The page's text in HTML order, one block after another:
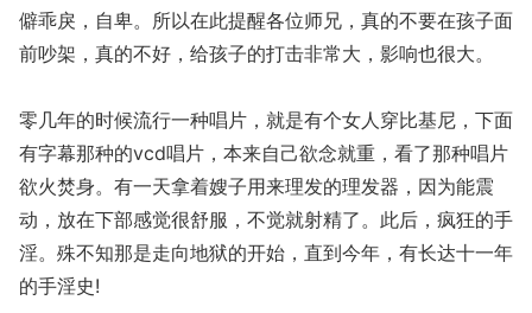
僻乖戾，自卑。所以在此提醒各位师兄，真的不要在孩子面
前吵架，真的不好，给孩子的打击非常大，影响也很大。
零几年的时候流行一种唱片，就是有个女人穿比基尼，下面
有字幕那种的vcd唱片，本来自己欲念就重，看了那种唱片
欲火焚身。有一天拿着嫂子用来理发的理发器，因为能震
动，放在下部感觉很舒服，不觉就射精了。此后，疯狂的手
淫。殊不知那是走向地狱的开始，直到今年，有长达十一年
的手淫史!